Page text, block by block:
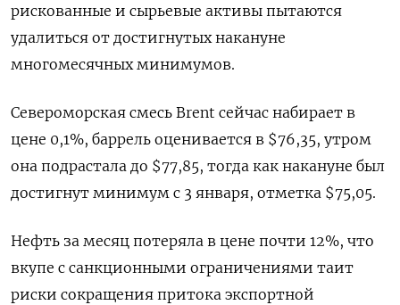
рискованные и сырьевые активы пытаются
удалиться от достигнутых накануне
многомесячных минимумов.
Североморская смесь Brent сейчас набирает в
цене 0,1%, баррель оценивается в $76,35, утром
она подрастала до $77,85, тогда как накануне был
достигнут минимум с 3 января, отметка $75,05.
Нефть за месяц потеряла в цене почти 12%, что
вкупе с санкционными ограничениями таит
риски сокращения притока экспортной